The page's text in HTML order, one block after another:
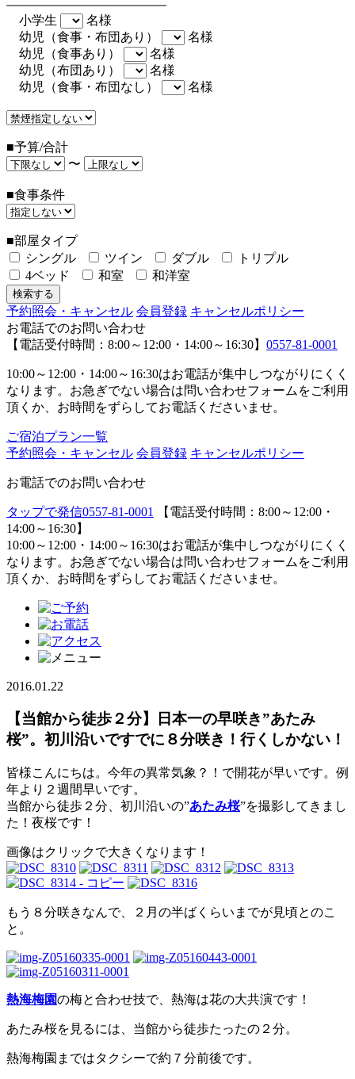
小学生
名様
幼児（食事・布団あり）
名様
幼児（食事あり）
名様
幼児（布団あり）
名様
幼児（食事・布団なし）
名様
■予算/合計
〜
■食事条件
■部屋タイプ
シングル
ツイン ダブル
トリプル
4ベッド
和室 和洋室
予約照会・キャンセル 会員登録 キャンセルポリシー
お電話でのお問い合わせ
【電話受付時間：8:00～12:00・14:00～16:30】 0557-81-0001
10:00～12:00・14:00～16:30はお電話が集中しつながりにくく
なります。お急ぎでない場合は問い合わせフォームをご利用
頂くか、お時間をずらしてお電話くださいませ。
ご宿泊プラン一覧
予約照会・キャンセル 会員登録 キャンセルポリシー
お電話でのお問い合わせ
タップで発信0557-81-0001
【電話受付時間：8:00～12:00・
14:00～16:30】
10:00～12:00・14:00～16:30はお電話が集中しつながりにくく
なります。お急ぎでない場合は問い合わせフォームをご利用
頂くか、お時間をずらしてお電話くださいませ。
2016.01.22
【当館から徒歩２分】日本一の早咲き”あたみ
桜”。初川沿いですでに８分咲き！行くしかない！
皆様こんにちは。今年の異常気象？！で開花が早いです。例
年より２週間早いです。
当館から徒歩２分、初川沿いの”あたみ桜”を撮影してきまし
た！夜桜です！
画像はクリックで大きくなります！
もう８分咲きなんで、２月の半ばくらいまでが見頃とのこ
と。
熱海梅園の梅と合わせ技で、熱海は花の大共演です！
あたみ桜を見るには、当館から徒歩たったの２分。
熱海梅園まではタクシーで約７分前後です。